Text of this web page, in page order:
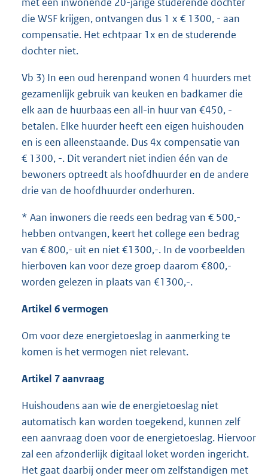
die WSF krijgen, ontvangen dus 1 x € 1300, - aan
compensatie. Het echtpaar 1x en de studerende
dochter niet.
Vb 3) In een oud herenpand wonen 4 huurders met
gezamenlijk gebruik van keuken en badkamer die
elk aan de huurbaas een all-in huur van €450, -
betalen. Elke huurder heeft een eigen huishouden
en is een alleenstaande. Dus 4x compensatie van
€ 1300, -. Dit verandert niet indien één van de
bewoners optreedt als hoofdhuurder en de andere
drie van de hoofdhuurder onderhuren.
* Aan inwoners die reeds een bedrag van € 500,-
hebben ontvangen, keert het college een bedrag
van € 800,- uit en niet €1300,-. In de voorbeelden
hierboven kan voor deze groep daarom €800,-
worden gelezen in plaats van €1300,-.
Artikel 6vermogen
Om voor deze energietoeslag in aanmerking te
komen is het vermogen niet relevant.
Artikel 7aanvraag
Huishoudens aan wie de energietoeslag niet
automatisch kan worden toegekend, kunnen zelf
een aanvraag doen voor de energietoeslag. Hiervoor
zal een afzonderlijk digitaal loket worden ingericht.
Het gaat daarbij onder meer om zelfstandigen met